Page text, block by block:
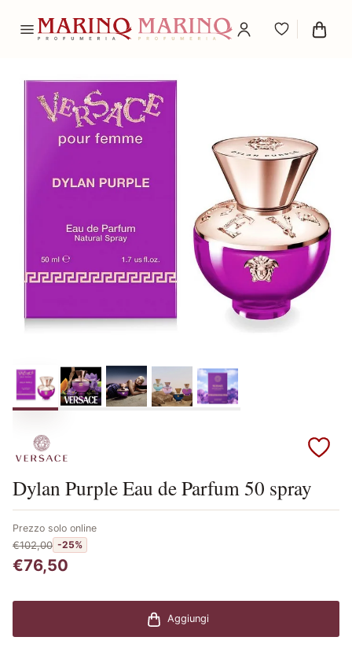
Scopri i prodotti Versace
Dylan Purple Eau de Parfum 50 spray
Prezzo solo online
€102,00 -25%
€76,50
Aggiungi